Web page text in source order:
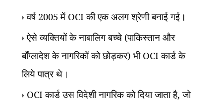
वर्ष 2005 में OCIकी एक अलग श्रेणी बनाई गई।
ऐसे व्यक्तियों के नाबालिग बच्चे (पाकिस्तान और
बाँग्लादेश के नागरिकों को छोड़कर) भी OCIकार्ड के
लिये पात्र थे।
OCIकार्ड उस विदेशी नागरिक को दिया जाता है,जो